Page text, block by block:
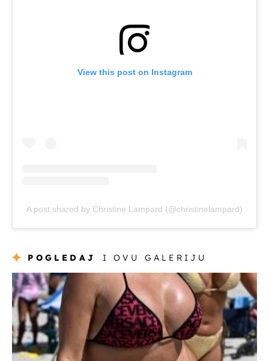
View this post on Instagram
A post shared by Christine Lampard (@christinelampard)
POGLEDAJ I OVU GALERIJU